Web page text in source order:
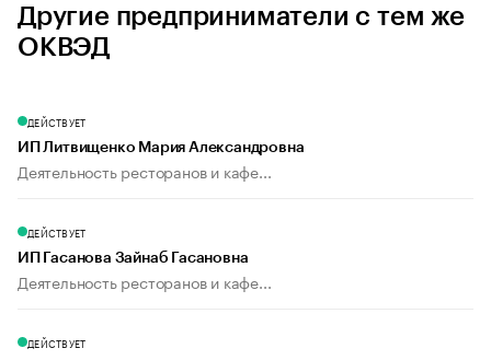
Другие предприниматели с тем же
ОКВЭД
ДЕЙСТВУЕТ
ИП Литвищенко Мария Александровна
Деятельность ресторанов и кафе...
ДЕЙСТВУЕТ
ИП Гасанова Зайнаб Гасановна
Деятельность ресторанов и кафе...
ДЕЙСТВУЕТ